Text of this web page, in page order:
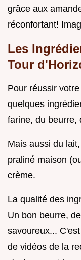
grâce aux
réconfortant!
Les
Tour
Pour réussir
quelques
farine, du
Mais aussi du
praliné maison
crème.
La qualité des
Un bon beurre,
savoureux...
de vidéos de la